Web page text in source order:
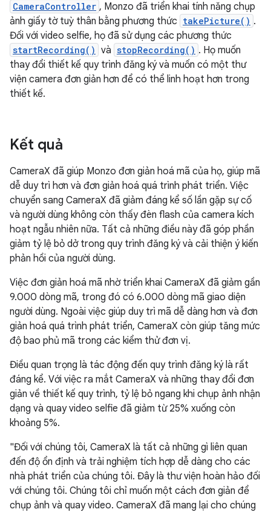
CameraController , Monzo đã triển khai tính năng chụp
ảnh giấy tờ tuỳ thân bằng phương thức takePicture() .
Đối với video selfie, họ đã sử dụng các phương thức
startRecording() và stopRecording() . Họ muốn
thay đổi thiết kế quy trình đăng ký và muốn có một thư
viện camera đơn giản hơn để có thể linh hoạt hơn trong
thiết kế.
Kết quả
CameraX đã giúp Monzo đơn giản hoá mã của họ, giúp mã
dễ duy trì hơn và đơn giản hoá quá trình phát triển. Việc
chuyển sang CameraX đã giảm đáng kể số lần gặp sự cố
và người dùng không còn thấy đèn flash của camera kích
hoạt ngẫu nhiên nữa. Tất cả những điều này đã góp phần
giảm tỷ lệ bỏ dở trong quy trình đăng ký và cải thiện ý kiến
phản hồi của người dùng.
Việc đơn giản hoá mã nhờ triển khai CameraX đã giảm gần
9.000 dòng mã, trong đó có 6.000 dòng mã giao diện
người dùng. Ngoài việc giúp duy trì mã dễ dàng hơn và đơn
giản hoá quá trình phát triển, CameraX còn giúp tăng mức
độ bao phủ mã trong các kiểm thử đơn vị.
Điều quan trọng là tác động đến quy trình đăng ký là rất
đáng kể. Với việc ra mắt CameraX và những thay đổi đơn
giản về thiết kế quy trình, tỷ lệ bỏ ngang khi chụp ảnh nhận
dạng và quay video selfie đã giảm từ 25% xuống còn
khoảng 5%.
"Đối với chúng tôi, CameraX là tất cả những gì liên quan
đến độ ổn định và trải nghiệm tích hợp dễ dàng cho các
nhà phát triển của chúng tôi. Đây là thư viện hoàn hảo đối
với chúng tôi. Chúng tôi chỉ muốn một cách đơn giản để
chụp ảnh và quay video. CameraX đã mang lại cho chúng